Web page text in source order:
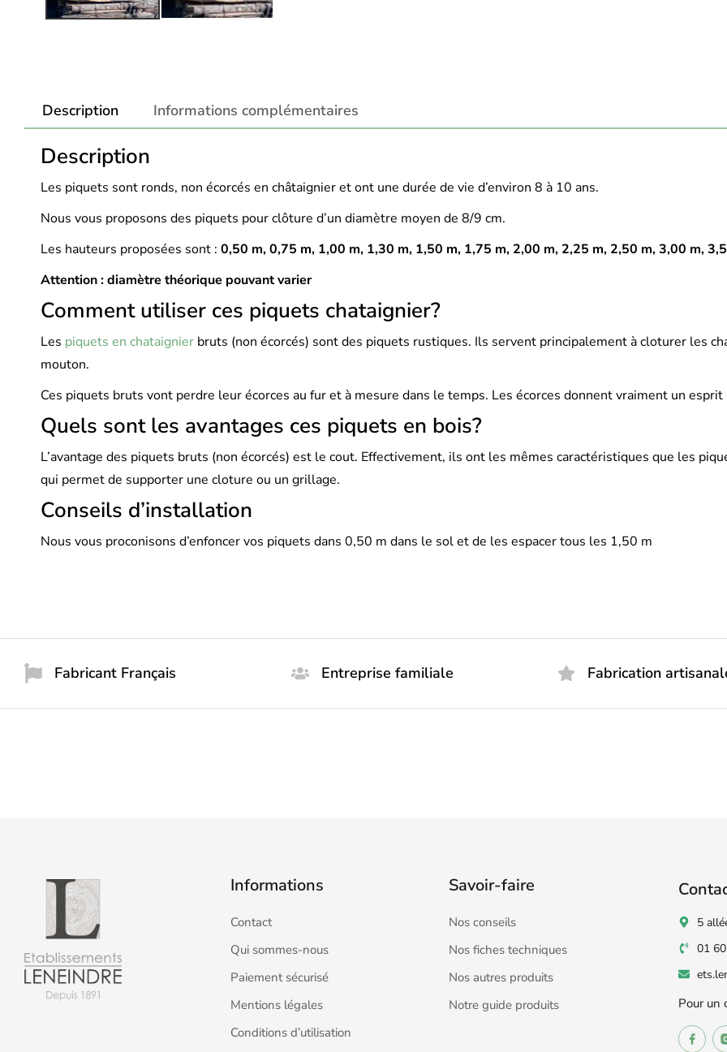
Description Informations complémentaires
Description
Les piquets sont ronds, non écorcés en châtaignier et ont une durée de vie d’environ 8 à 10 ans.
Nous vous proposons des piquets pour clôture d’un diamètre moyen de 8/9 cm.
Les hauteurs proposées sont : 0,50 m, 0,75 m, 1,00 m, 1,30 m, 1,50 m, 1,75 m, 2,00 m, 2,25 m, 2,50 m, 3,00 m,
Attention : diamètre théorique pouvant varier
Comment utiliser ces piquets chataignier?
Les piquets en chataignier bruts (non écorcés) sont des piquets rustiques. Ils servent principalement à cloturer les
mouton.
Ces piquets bruts vont perdre leur écorces au fur et à mesure dans le temps. Les écorces donnent vraiment un
Quels sont les avantages ces piquets en bois?
L’avantage des piquets bruts (non écorcés) est le cout. Effectivement, ils ont les mêmes caractéristiques que les
qui permet de supporter une cloture ou un grillage.
Conseils d’installation
Nous vous proconisons d’enfoncer vos piquets dans 0,50 m dans le sol et de les espacer tous les 1,50 m
Fabricant Français Entreprise familiale Fabrication
Informations
Contact
Qui sommes-nous
Paiement sécurisé
Mentions légales
Conditions d’utilisation
Savoir-faire
Nos conseils
Nos fiches techniques
Nos autres produits
Notre guide produits
5
01
Pour un